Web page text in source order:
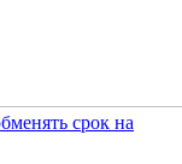
срок на